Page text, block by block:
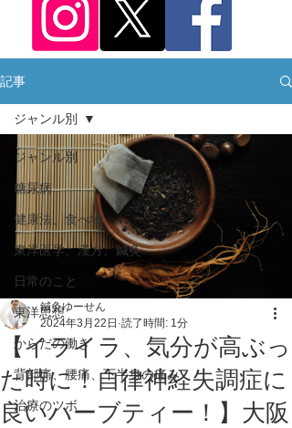
記事
ジャンル別
糖尿病
健康法、食べ物
東洋医学、漢方、鍼灸
日常のこと
東洋思想
からだの働き
背部痛、腰痛、下半身の痛み
治療のツボ
ジャンル別
【イライラ、気分が高ぶっ
た時に！自律神経失調症に
良いハーブティー！】大阪
鍼灸ゆーせん
2024年3月22日 読了時間: 1分